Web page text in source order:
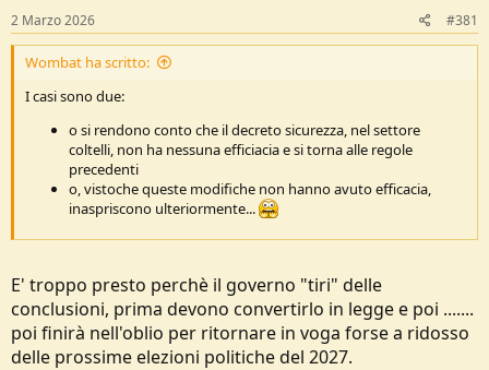
s
c
u
s
s
o
2 Marzo 2026 #381
Wombat ha scritto:
I casi sono due:
o si rendono conto che il decreto sicurezza, nel settore
coltelli, non ha nessuna efficiacia e si torna alle regole
precedenti
o, vistoche queste modifiche non hanno avuto efficacia,
inaspriscono ulteriormente...
E' troppo presto perchè il governo "tiri" delle
conclusioni, prima devono convertirlo in legge e poi .......
poi finirà nell'oblio per ritornare in voga forse a ridosso
delle prossime elezioni politiche del 2027.